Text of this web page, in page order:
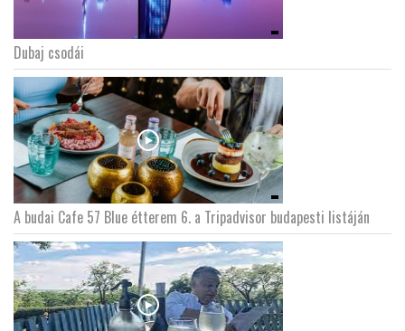
Dubaj csodái
A budai Cafe 57 Blue étterem 6. a Tripadvisor budapesti listáján